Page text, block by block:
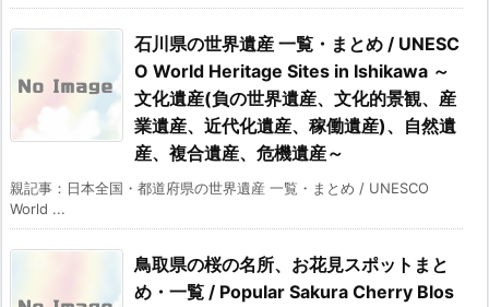
石川県の世界遺産 一覧・まとめ / UNESC
O World Heritage Sites in Ishikawa ～
文化遺産(負の世界遺産、文化的景観、産
業遺産、近代化遺産、稼働遺産)、自然遺
産、複合遺産、危機遺産～
親記事：日本全国・都道府県の世界遺産 一覧・まとめ / UNESCO
World ...
鳥取県の桜の名所、お花見スポットまと
め・一覧 / Popular Sakura Cherry Blos